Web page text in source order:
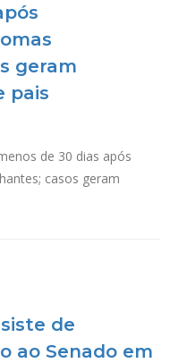
geram
pais
de 30 dias após
casos geram
de
ao Senado em